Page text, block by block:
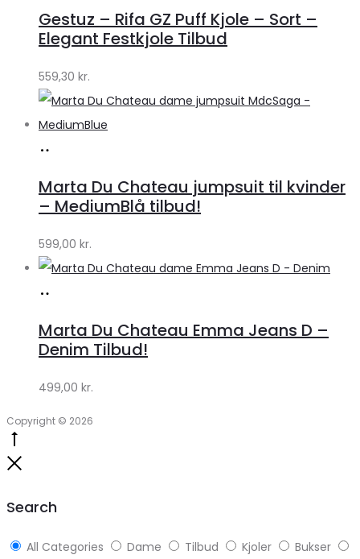
Lykke
by
Lykke
Gestuz – Rifa GZ Puff Kjole – Sort –
Elegant Festkjole Tilbud
559,30 kr.
Klædeskabet.dk
Marta Du Chateau jumpsuit til kvinder
– MediumBlå tilbud!
599,00 kr.
Klædeskabet.dk
Marta Du Chateau Emma Jeans D –
Denim Tilbud!
499,00 kr.
Copyright © 2026
Search
All Categories Dame Tilbud Kjoler
Bukser